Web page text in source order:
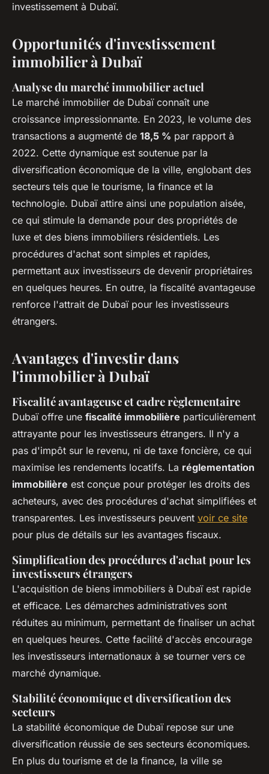
investissement à Dubaï.
Opportunités d'investissement
immobilier à Dubaï
Analyse du marché immobilier actuel
Le marché immobilier de Dubaï connaît une
croissance impressionnante. En 2023, le volume des
transactions a augmenté de 18,5 % par rapport à
2022. Cette dynamique est soutenue par la
diversification économique de la ville, englobant des
secteurs tels que le tourisme, la finance et la
technologie. Dubaï attire ainsi une population aisée,
ce qui stimule la demande pour des propriétés de
luxe et des biens immobiliers résidentiels. Les
procédures d'achat sont simples et rapides,
permettant aux investisseurs de devenir propriétaires
en quelques heures. En outre, la fiscalité avantageuse
renforce l'attrait de Dubaï pour les investisseurs
étrangers.
Avantages d'investir dans
l'immobilier à Dubaï
Fiscalité avantageuse et cadre règlementaire
Dubaï offre une fiscalité immobilière particulièrement
attrayante pour les investisseurs étrangers. Il n'y a
pas d'impôt sur le revenu, ni de taxe foncière, ce qui
maximise les rendements locatifs. La réglementation
immobilière est conçue pour protéger les droits des
acheteurs, avec des procédures d'achat simplifiées et
transparentes. Les investisseurs peuvent voir ce site
pour plus de détails sur les avantages fiscaux.
Simplification des procédures d'achat pour les
investisseurs étrangers
L'acquisition de biens immobiliers à Dubaï est rapide
et efficace. Les démarches administratives sont
réduites au minimum, permettant de finaliser un achat
en quelques heures. Cette facilité d'accès encourage
les investisseurs internationaux à se tourner vers ce
marché dynamique.
Stabilité économique et diversification des
secteurs
La stabilité économique de Dubaï repose sur une
diversification réussie de ses secteurs économiques.
En plus du tourisme et de la finance, la ville se